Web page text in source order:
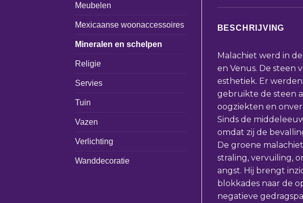
Meubelen
Mexicaanse woonaccessoires
Mineralen en schelpen
Religie
Servies
Tuin
Vazen
Verlichting
Wanddecoratie
BESCHRIJVING
Malachiet werd in
en Venus. De steen
esthetiek. Er
gebruikte de steen
oogziekten en
Sinds de
omdat zij de
De groene
straling, vervuiling,
angst. Hij brengt
blokkades naar de
negatieve